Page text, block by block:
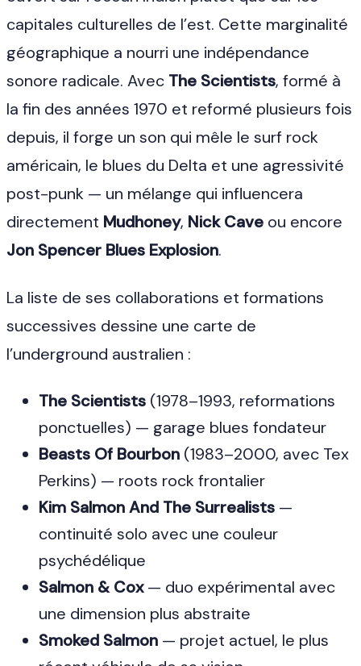
capitales culturelles de l’est. Cette marginalité
géographique a nourri une indépendance
sonore radicale. Avec The Scientists, formé à
la fin des années 1970 et reformé plusieurs fois
depuis, il forge un son qui mêle le surf rock
américain, le blues du Delta et une agressivité
post-punk — un mélange qui influencera
directement Mudhoney, Nick Cave ou encore
Jon Spencer Blues Explosion.
La liste de ses collaborations et formations
successives dessine une carte de
l’underground australien :
The Scientists (1978–1993, reformations
ponctuelles) — garage blues fondateur
Beasts Of Bourbon (1983–2000, avec Tex
Perkins) — roots rock frontalier
Kim Salmon And The Surrealists —
continuité solo avec une couleur
psychédélique
Salmon & Cox— duo expérimental avec
une dimension plus abstraite
Smoked Salmon — projet actuel, le plus